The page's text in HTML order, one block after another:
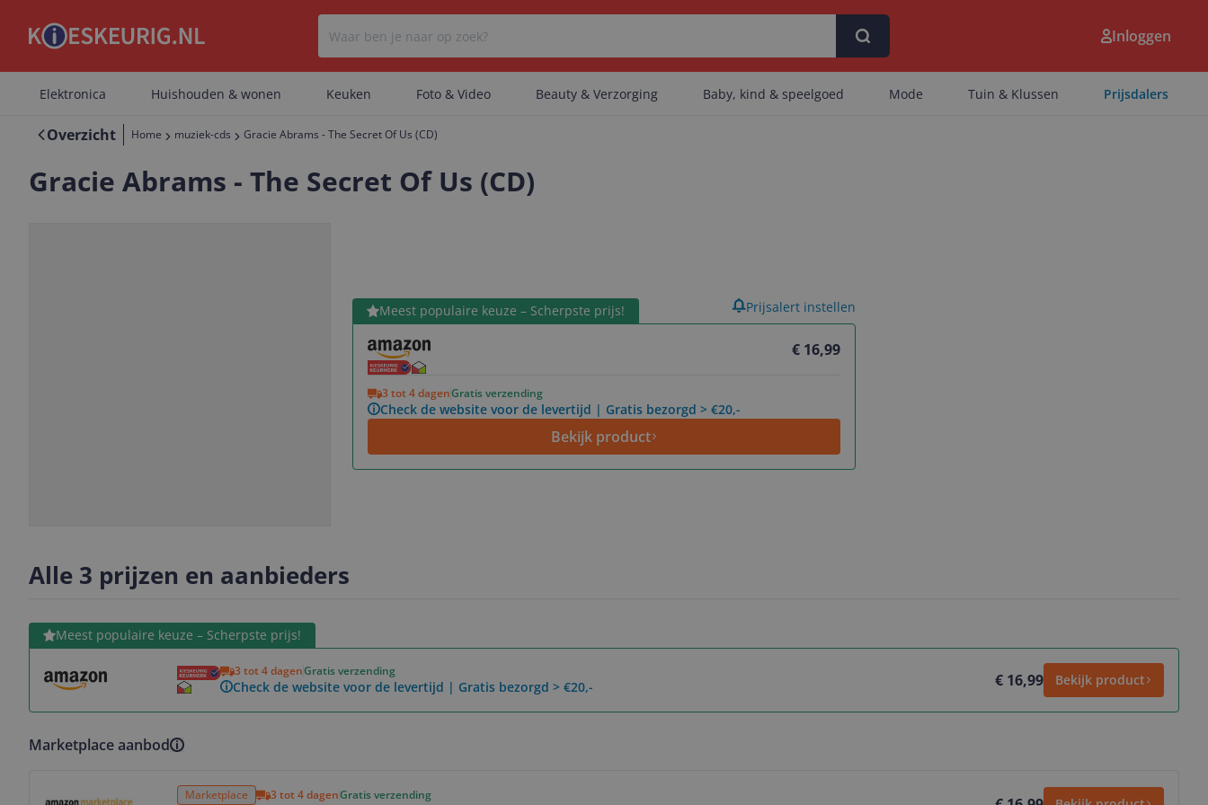
Er zijn geen artikelen gevonden.
Inloggen
Elektronica Huishouden & wonen Keuken Foto & Video Beauty & Verzorging Baby, kind & speelgoed Mode Tuin & Klussen Prijsdalers
Overzicht Home muziek-cds Gracie Abrams - The Secret Of Us (CD)
Gracie Abrams - The Secret Of Us (CD)
Meest populaire keuze – Scherpste prijs!
€ 16,99
3 tot 4 dagenGratis verzending
Check de website voor de levertijd | Gratis bezorgd > €20,-
Bekijk product
Bekijk product Prijsalert instellen
Alle 3 prijzen en aanbieders
Meest populaire keuze – Scherpste prijs!
3 tot 4 dagenGratis verzending
Check de website voor de levertijd | Gratis bezorgd > €20,- € 16,99 Bekijk product
Bekijk product
Marketplace aanbod
Marketplace 3 tot 4 dagenGratis verzending